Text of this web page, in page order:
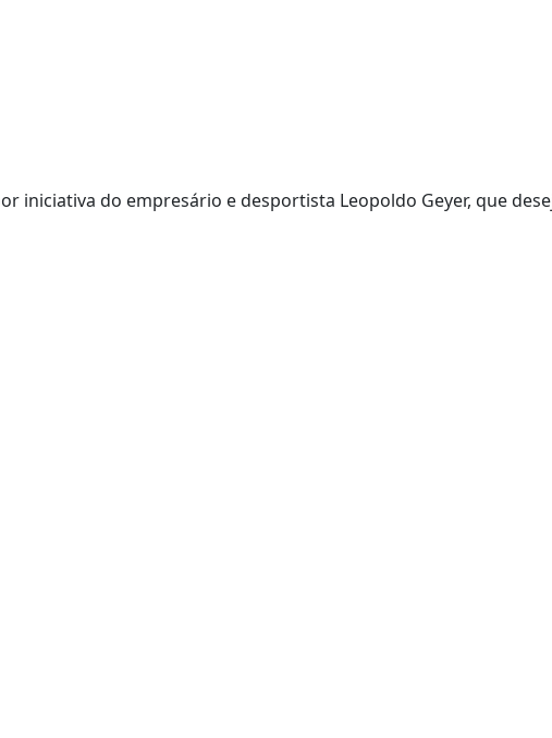
iniciativa do empresário e desportista Leopoldo Geyer, que